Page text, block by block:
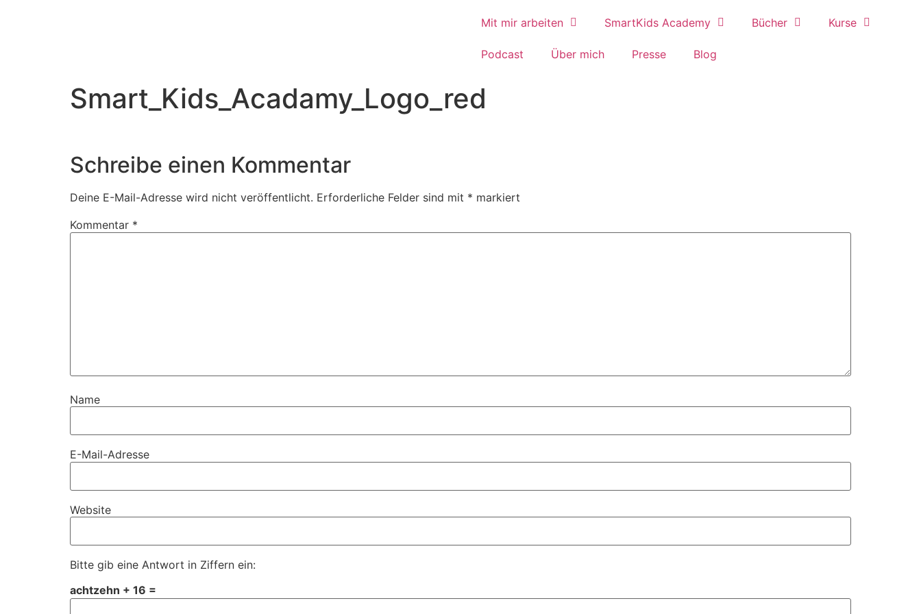
Mit mir arbeiten SmartKids Academy Bücher Kurse
Podcast Über mich Presse Blog
Smart_Kids_Acadamy_Logo_red
Schreibe einen Kommentar
Deine E-Mail-Adresse wird nicht veröffentlicht. Erforderliche Felder sind mit * markiert
Kommentar *
Name
E-Mail-Adresse
Website
Bitte gib eine Antwort in Ziffern ein:
achtzehn + 16 =